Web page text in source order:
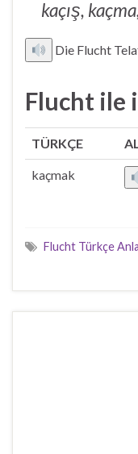
kaçış,
Die Flucht
Flucht ile
TÜRKÇE
kaçmak
Flucht Türkçe